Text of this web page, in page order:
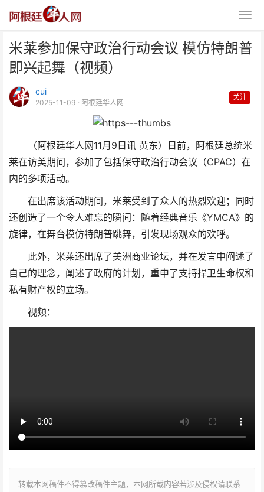
米莱参加保守政治行动会议 模仿特朗普
即兴起舞（视频）
cui
2025-11-09 · 阿根廷华人网
关注
（阿根廷华人网11月9日讯 黄东）日前，阿根廷总统米
莱在访美期间，参加了包括保守政治行动会议（CPAC）在
内的多项活动。
在出席该活动期间，米莱受到了众人的热烈欢迎；同时
还创造了一个令人难忘的瞬间：随着经典音乐《YMCA》的
旋律，在舞台模仿特朗普跳舞，引发现场观众的欢呼。
此外，米莱还出席了美洲商业论坛，并在发言中阐述了
自己的理念，阐述了政府的计划，重申了支持捍卫生命权和
私有财产权的立场。
视频：
转载本网稿件不得篡改稿件主题，本网所载内容若涉及侵权请联系
特朗普即兴起舞（视频）